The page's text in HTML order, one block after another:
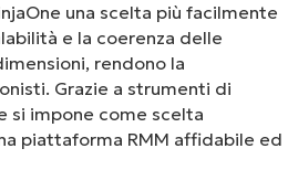
una scelta più facilmente
e la coerenza delle
rendono la
Grazie a strumenti di
si impone come scelta
piattaforma RMM affidabile ed